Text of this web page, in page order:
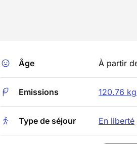
Âge À partir
Emissions 120.76
Type de séjour En liberté